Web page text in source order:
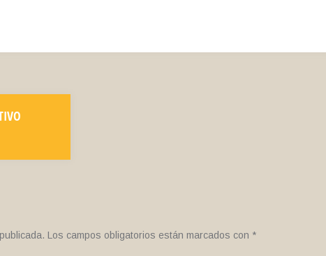
Los campos obligatorios están marcados con *